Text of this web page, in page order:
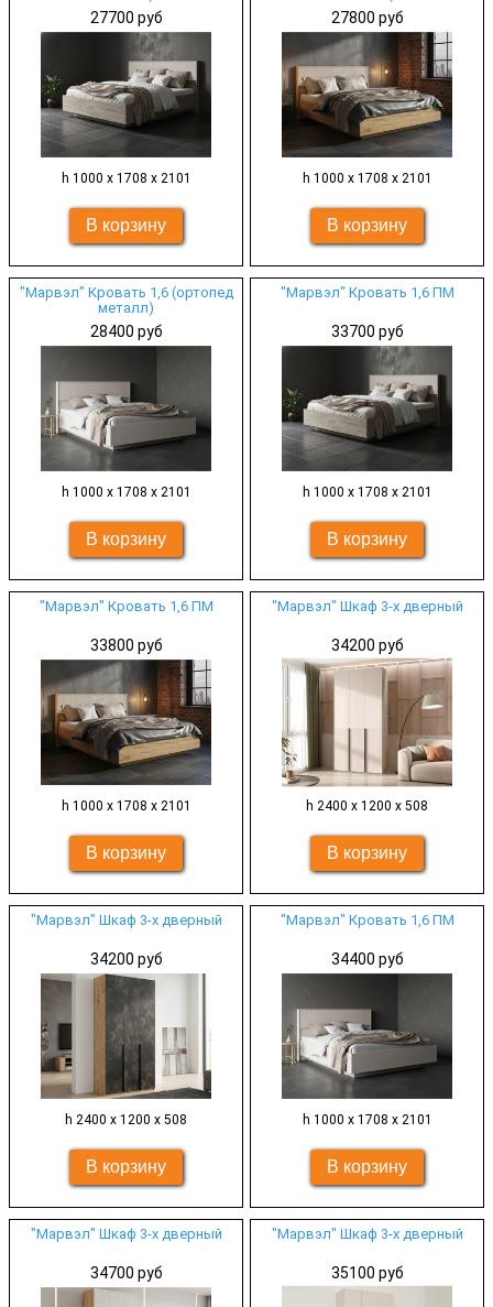
27700 руб
h 1000 х 1708 х 2101
27800 руб
h 1000 х 1708 х 2101
"Марвэл" Кровать 1,6 (ортопед
металл)
28400 руб
h 1000 х 1708 х 2101
"Марвэл" Кровать 1,6 ПМ
33700 руб
h 1000 х 1708 х 2101
"Марвэл" Кровать 1,6 ПМ
33800 руб
h 1000 х 1708 х 2101
"Марвэл" Шкаф 3-х дверный
34200 руб
h 2400 х 1200 х 508
"Марвэл" Шкаф 3-х дверный
34200 руб
h 2400 х 1200 х 508
"Марвэл" Кровать 1,6 ПМ
34400 руб
h 1000 х 1708 х 2101
"Марвэл" Шкаф 3-х дверный
34700 руб
"Марвэл" Шкаф 3-х дверный
35100 руб